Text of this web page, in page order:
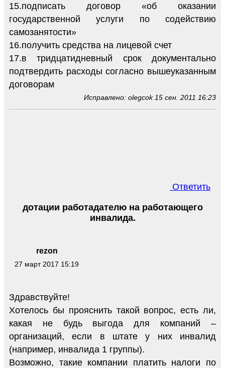
15.подписать договор «об оказании
государственной услуги по содействию
самозанятости»
16.получить средства на лицевой счет
17.в тридцатидневный срок документально
подтвердить расходы согласно вышеуказанным
договорам
Исправлено: olegcok 15 сен. 2011 16:23
Ответить
rezon
27 март 2017 15:19
дотации работадателю на работающего
инвалида.
Здравствуйте!
Хотелось бы прояснить такой вопрос, есть ли,
какая не будь выгода для компаний –
организаций, если в штате у них инвалид
(например, инвалида 1 группы).
Возможно, такие компании платить налоги по